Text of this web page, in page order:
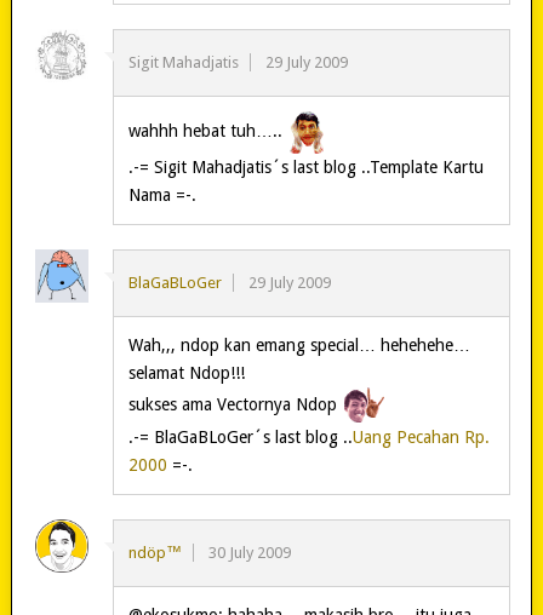
Sigit Mahadjatis 29 July 2009
wahhh hebat tuh…..
.-= Sigit Mahadjatis´s last blog ..Template Kartu
Nama =-.
BlaGaBLoGer 29 July 2009
Wah,,, ndop kan emang special… hehehehe…
selamat Ndop!!!
sukses ama Vectornya Ndop
.-= BlaGaBLoGer´s last blog ..Uang Pecahan Rp.
2000 =-.
ndöp™ 30 July 2009